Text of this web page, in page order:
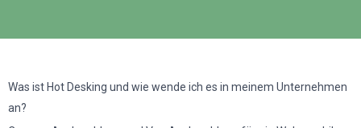
Was ist Hot Desking und wie wende ich es in meinem Unternehmen
an?